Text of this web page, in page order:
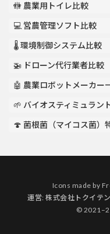
🚻 農業用トイレ比較
💻 営農管理ソフト比較
🌡️ 環境制御システム比較
🚁 ドローン代行業者比較
🤖 農業ロボットメーカー
🌱 バイオスティミュラン
🍄 菌根菌（マイコス菌）
Icons made by
運営:株式会社トクイテン
©